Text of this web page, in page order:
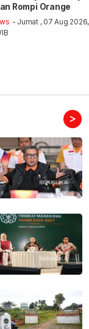
Rompi Orange
- Jumat , 07 Aug 2026,
>